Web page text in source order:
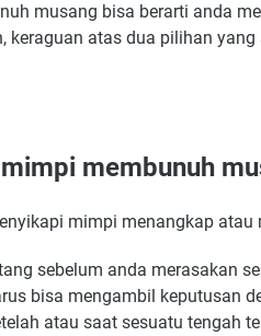
musang bisa berarti anda
keraguan atas dua pilihan
membunuh
mimpi menangkap atau
sebelum anda merasakan
bisa mengambil keputusan
atau saat sesuatu tengah